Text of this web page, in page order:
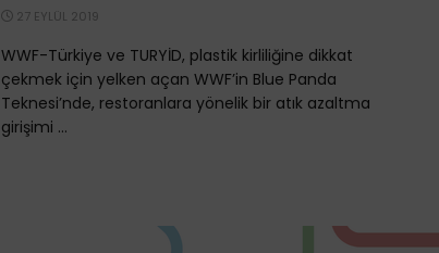
27 EYLÜL 2019
WWF-Türkiye ve TURYİD, plastik kirliliğine dikkat
çekmek için yelken açan WWF’in Blue Panda
Teknesi’nde, restoranlara yönelik bir atık azaltma
girişimi ...